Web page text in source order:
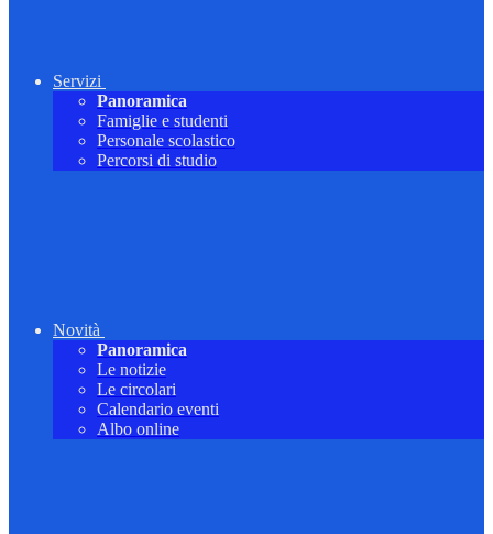
Servizi
Panoramica
Famiglie e studenti
Personale scolastico
Percorsi di studio
Novità
Panoramica
Le notizie
Le circolari
Calendario eventi
Albo online